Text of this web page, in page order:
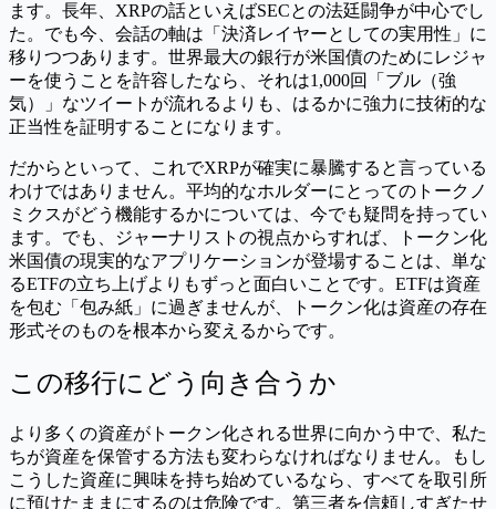
ます。長年、XRPの話といえばSECとの法廷闘争が中心でし
た。でも今、会話の軸は「決済レイヤーとしての実用性」に
移りつつあります。世界最大の銀行が米国債のためにレジャ
ーを使うことを許容したなら、それは1,000回「ブル（強
気）」なツイートが流れるよりも、はるかに強力に技術的な
正当性を証明することになります。
だからといって、これでXRPが確実に暴騰すると言っている
わけではありません。平均的なホルダーにとってのトークノ
ミクスがどう機能するかについては、今でも疑問を持ってい
ます。でも、ジャーナリストの視点からすれば、トークン化
米国債の現実的なアプリケーションが登場することは、単な
るETFの立ち上げよりもずっと面白いことです。ETFは資産
を包む「包み紙」に過ぎませんが、トークン化は資産の存在
形式そのものを根本から変えるからです。
この移行にどう向き合うか
より多くの資産がトークン化される世界に向かう中で、私た
ちが資産を保管する方法も変わらなければなりません。もし
こうした資産に興味を持ち始めているなら、すべてを取引所
に預けたままにするのは危険です。第三者を信頼しすぎたせ